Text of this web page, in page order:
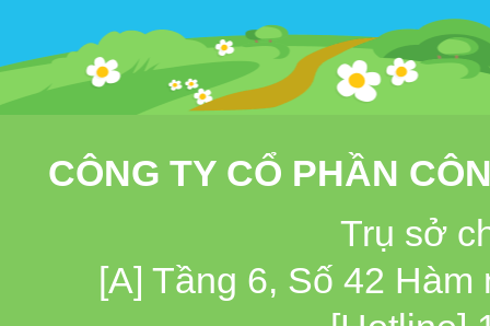
CÔNG TY CỔ PHẦN
Trụ sở
[A] Tầng 6, Số 42